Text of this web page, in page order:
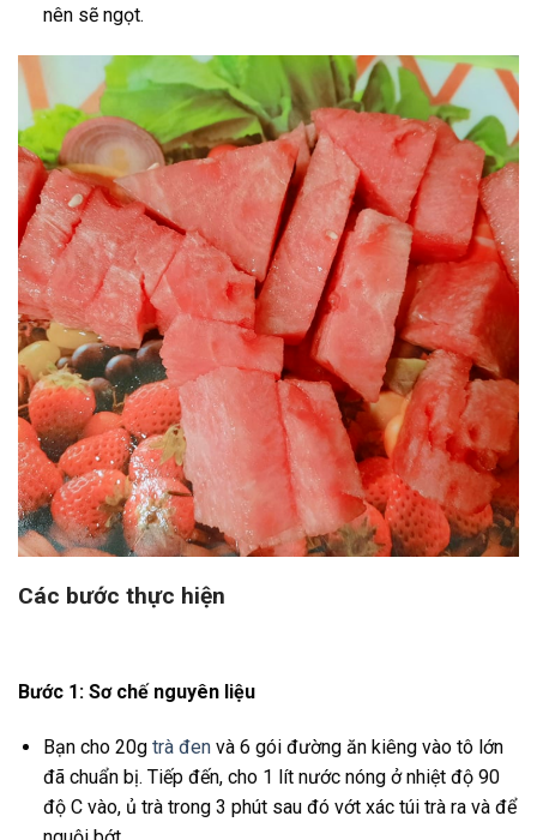
nên sẽ ngọt.
Các bước thực hiện
Bước 1: Sơ chế nguyên liệu
Bạn cho 20g trà đenvà 6 gói đường ăn kiêng vào tô lớn
đã chuẩn bị. Tiếp đến, cho 1 lít nước nóng ở nhiệt độ 90
độ C vào, ủ trà trong 3 phút sau đó vớt xác túi trà ra và để